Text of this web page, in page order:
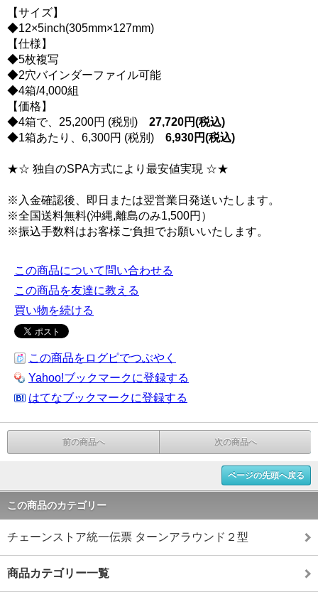
【サイズ】
◆12×5inch(305mm×127mm)
【仕様】
◆5枚複写
◆2穴バインダーファイル可能
◆4箱/4,000組
【価格】
◆4箱で、25,200円 (税別) 27,720円(税込)
◆1箱あたり、6,300円 (税別) 6,930円(税込)
★☆ 独自のSPA方式により最安値実現 ☆★
※入金確認後、即日または翌営業日発送いたします。
※全国送料無料(沖縄,離島のみ1,500円）
※振込手数料はお客様ご負担でお願いいたします。
この商品について問い合わせる
この商品を友達に教える
買い物を続ける
この商品をログピでつぶやく
Yahoo!ブックマークに登録する
はてなブックマークに登録する
前の商品へ 次の商品へ
ページの先頭へ戻る
この商品のカテゴリー
チェーンストア統一伝票 ターンアラウンド２型
商品カテゴリー一覧